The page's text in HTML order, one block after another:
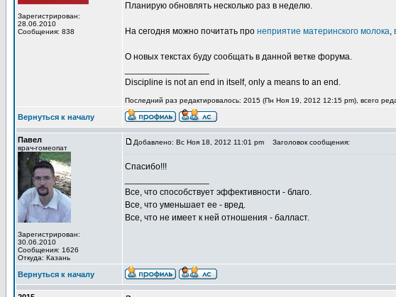
Зарегистрирован:
28.06.2010
Сообщения: 838
Планирую обновлять несколько раз в неделю.
На сегодня можно почитать про неприятие материнского молока,
О новых текстах буду сообщать в данной ветке форума.
Discipline is not an end in itself, only a means to an end.
Последний раз редактировалось: 2015 (Пн Ноя 19, 2012 12:15 pm), всего
Вернуться к началу
Павел
врач-гомеопат
Зарегистрирован:
30.06.2010
Сообщения: 1626
Откуда: Казань
Добавлено: Вс Ноя 18, 2012 11:01 pm Заголовок сообщения:
Спасибо!!!
Все, что способствует эффективности - благо.
Все, что уменьшает ее - вред.
Все, что не имеет к ней отношения - балласт.
Вернуться к началу